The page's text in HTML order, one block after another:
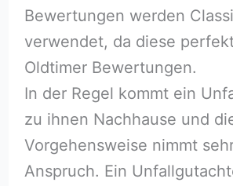
Bewertungen werden
verwendet, da diese
Oldtimer Bewertungen.
In der Regel kommt ein
zu ihnen Nachhause und
Vorgehensweise nimmt
Anspruch. Ein